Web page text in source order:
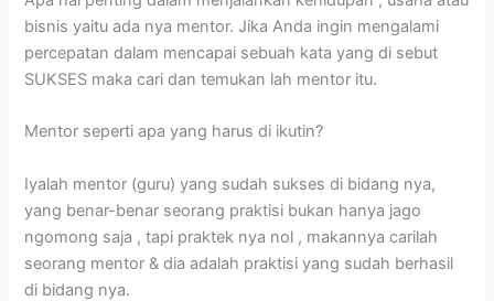
bisnis yaitu ada nya mentor. Jika Anda ingin mengalami
percepatan dalam mencapai sebuah kata yang di sebut
SUKSES maka cari dan temukan lah mentor itu.
Mentor seperti apa yang harus di ikutin?
Iyalah mentor (guru) yang sudah sukses di bidang nya,
yang benar-benar seorang praktisi bukan hanya jago
ngomong saja , tapi praktek nya nol , makannya carilah
seorang mentor & dia adalah praktisi yang sudah berhasil
di bidang nya.